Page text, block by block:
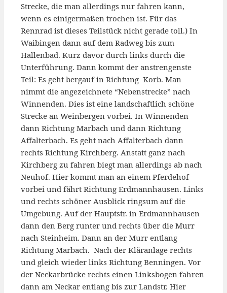
Strecke, die man allerdings nur fahren kann,
wenn es einigermaßen trochen ist. Für das
Rennrad ist dieses Teilstück nicht gerade toll.) In
Waibingen dann auf dem Radweg bis zum
Hallenbad. Kurz davor durch links durch die
Unterführung. Dann kommt der anstrengenste
Teil: Es geht bergauf in Richtung Korb. Man
nimmt die angezeichnete “Nebenstrecke” nach
Winnenden. Dies ist eine landschaftlich schöne
Strecke an Weinbergen vorbei. In Winnenden
dann Richtung Marbach und dann Richtung
Affalterbach. Es geht nach Affalterbach dann
rechts Richtung Kirchberg. Anstatt ganz nach
Kirchberg zu fahren biegt man allerdings ab nach
Neuhof. Hier kommt man an einem Pferdehof
vorbei und fährt Richtung Erdmannhausen. Links
und rechts schöner Ausblick ringsum auf die
Umgebung. Auf der Hauptstr. in Erdmannhausen
dann den Berg runter und rechts über die Murr
nach Steinheim. Dann an der Murr entlang
Richtung Marbach. Nach der Kläranlage rechts
und gleich wieder links Richtung Benningen. Vor
der Neckarbrücke rechts einen Linksbogen fahren
dann am Neckar entlang bis zur Landstr. Hier